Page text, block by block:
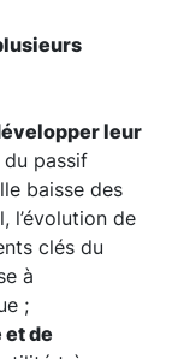
leur
passif
baisse des
l’évolution de
clés du
à
;
et de